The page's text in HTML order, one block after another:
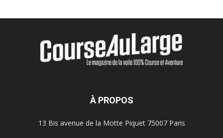
À PROPOS
13 Bis avenue de la Motte Piquet 75007 Paris